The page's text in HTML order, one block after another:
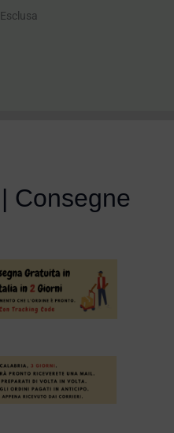
Consegne